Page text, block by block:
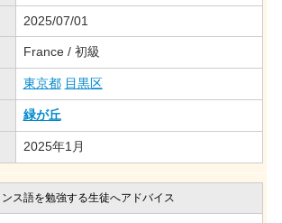
2025/07/01
France / 初級
東京都 目黒区
緑が丘
2025年1月
ンス語を勉強する生徒へアドバイス